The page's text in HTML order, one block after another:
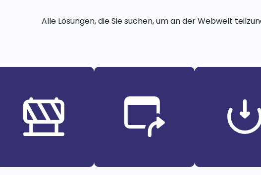
Alle Lösungen, die Sie suchen, um an der Webwelt